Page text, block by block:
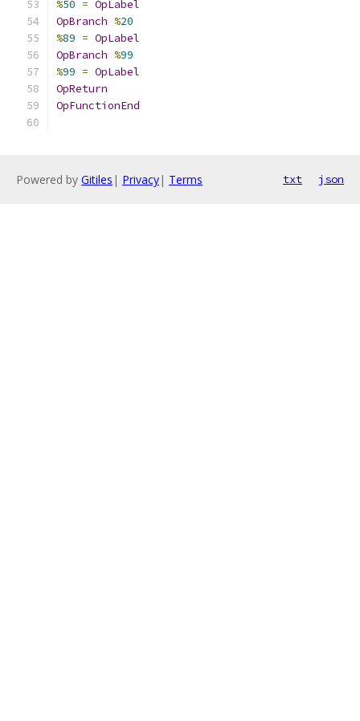
%50 = OpLabel
OpBranch %20
%89 = OpLabel
OpBranch %99
%99 = OpLabel
OpReturn
OpFunctionEnd
Powered by Gitiles | Privacy| Terms txt json